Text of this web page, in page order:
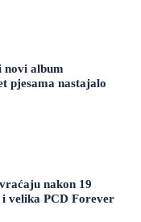
novi album
pjesama nastajalo
nakon 19
velika PCD Forever